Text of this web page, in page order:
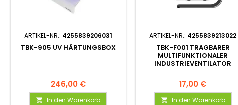
ARTIKEL-NR.: 4255839206031
TBK-905 UV HÄRTUNGSBOX
246,00 €
 In den Warenkorb
ARTIKEL-NR.: 4255839213022
TBK-F001 TRAGBARER
MULTIFUNKTIONALER
INDUSTRIEVENTILATOR
17,00 €
 In den Warenkorb